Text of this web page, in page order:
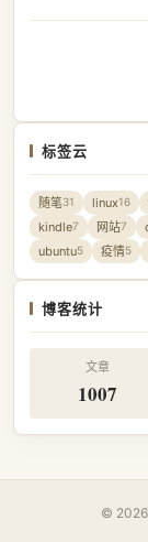
标签云
随笔31 linux16
kindle7 网站7
ubuntu5 疫情5
博客统计
文章
1007
© 2026